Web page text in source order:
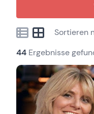
Sortieren
44 Ergebnisse